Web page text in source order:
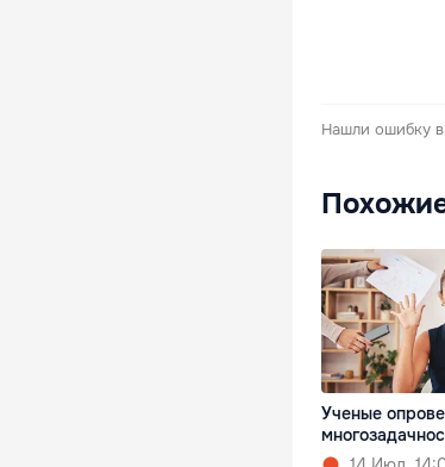
Нашли ошибку в
Ученые